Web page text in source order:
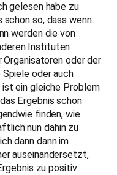
gelesen habe zu
so, dass wenn
werden die von
Instituten
oder der
oder auch
ein gleiche Problem
Ergebnis schon
finden, wie
nun dahin zu
dann dann im
auseinandersetzt,
zu positiv